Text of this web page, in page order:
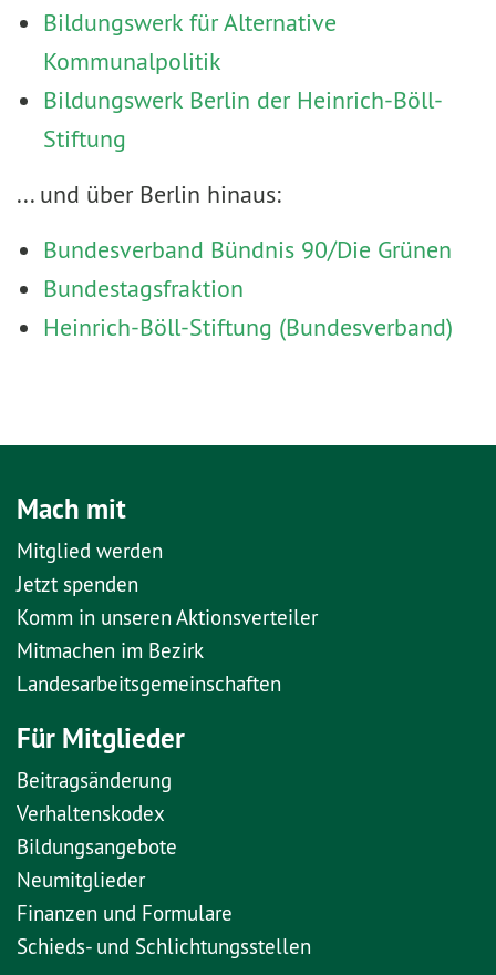
Bildungswerk für Alternative
Kommunalpolitik
Bildungswerk Berlin der Heinrich-Böll-
Stiftung
... und über Berlin hinaus:
Bundesverband Bündnis 90/Die Grünen
Bundestagsfraktion
Heinrich-Böll-Stiftung (Bundesverband)
Mach mit
Mitglied werden
Jetzt spenden
Komm in unseren Aktionsverteiler
Mitmachen im Bezirk
Landesarbeitsgemeinschaften
Für Mitglieder
Beitragsänderung
Verhaltenskodex
Bildungsangebote
Neumitglieder
Finanzen und Formulare
Schieds- und Schlichtungsstellen